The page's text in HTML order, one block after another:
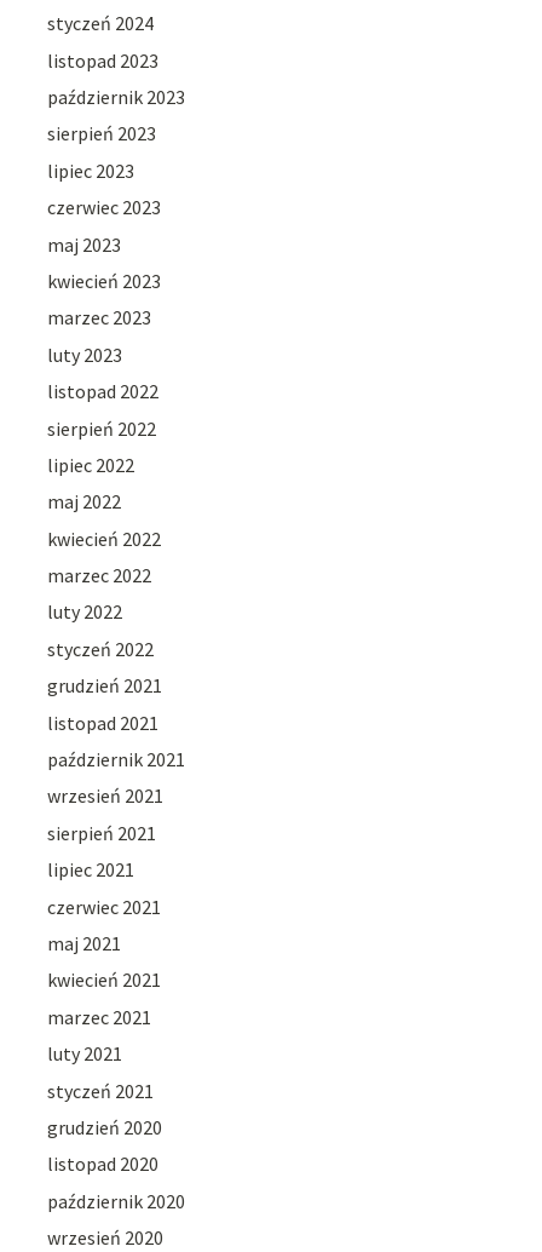
styczeń 2024
listopad 2023
październik 2023
sierpień 2023
lipiec 2023
czerwiec 2023
maj 2023
kwiecień 2023
marzec 2023
luty 2023
listopad 2022
sierpień 2022
lipiec 2022
maj 2022
kwiecień 2022
marzec 2022
luty 2022
styczeń 2022
grudzień 2021
listopad 2021
październik 2021
wrzesień 2021
sierpień 2021
lipiec 2021
czerwiec 2021
maj 2021
kwiecień 2021
marzec 2021
luty 2021
styczeń 2021
grudzień 2020
listopad 2020
październik 2020
wrzesień 2020